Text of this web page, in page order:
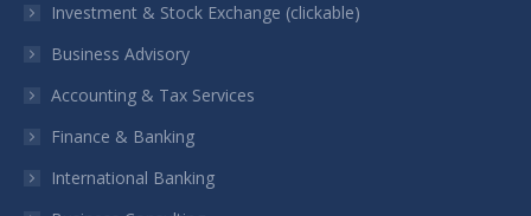
new
window
new
window
new
window
new
window
Investment & Stock Exchange (clickable)
Business Advisory
Accounting & Tax Services
Finance & Banking
International Banking